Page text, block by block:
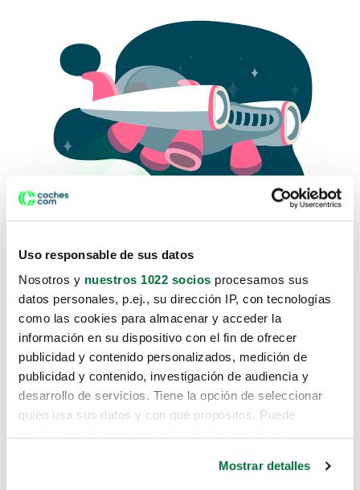
Uso responsable de sus datos
Nosotros y nuestros 1022 socios procesamos sus
datos personales, p.ej., su dirección IP, con tecnologías
como las cookies para almacenar y acceder la
información en su dispositivo con el fin de ofrecer
publicidad y contenido personalizados, medición de
publicidad y contenido, investigación de audiencia y
desarrollo de servicios. Tiene la opción de seleccionar
quién usa sus datos y con qué propósitos. Puede
Mostrar detalles
Lo sentimos, no sabemos como
te hemos traido hasta aquí.
Pero puedes encontrar el coche que estás
buscando en alguno de estos enlaces: